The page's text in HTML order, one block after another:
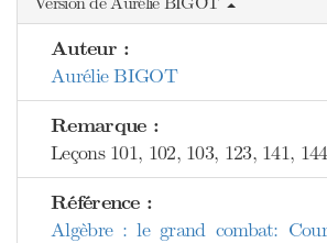
Auteur :
Aurélie BIGOT
Remarque :
Leçons 101, 102, 103, 123, 141,
Référence :
Algèbre : le grand combat: